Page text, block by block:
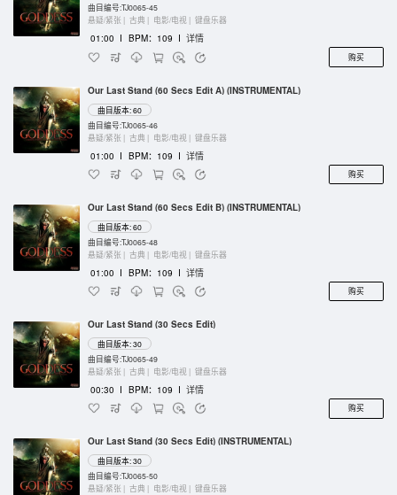
曲目编号:TJ0065-45
悬疑/紧张 | 古典 | 电影/电视 | 键盘乐器
01:00 I BPM：109 I 详情
购买
Our Last Stand (60 Secs Edit A) (INSTRUMENTAL)
曲目版本: 60
曲目编号:TJ0065-46
悬疑/紧张 | 古典 | 电影/电视 | 键盘乐器
01:00 I BPM：109 I 详情
购买
Our Last Stand (60 Secs Edit B) (INSTRUMENTAL)
曲目版本: 60
曲目编号:TJ0065-48
悬疑/紧张 | 古典 | 电影/电视 | 键盘乐器
01:00 I BPM：109 I 详情
购买
Our Last Stand (30 Secs Edit)
曲目版本: 30
曲目编号:TJ0065-49
悬疑/紧张 | 古典 | 电影/电视 | 键盘乐器
00:30 I BPM：109 I 详情
购买
Our Last Stand (30 Secs Edit) (INSTRUMENTAL)
曲目版本: 30
曲目编号:TJ0065-50
悬疑/紧张 | 古典 | 电影/电视 | 键盘乐器